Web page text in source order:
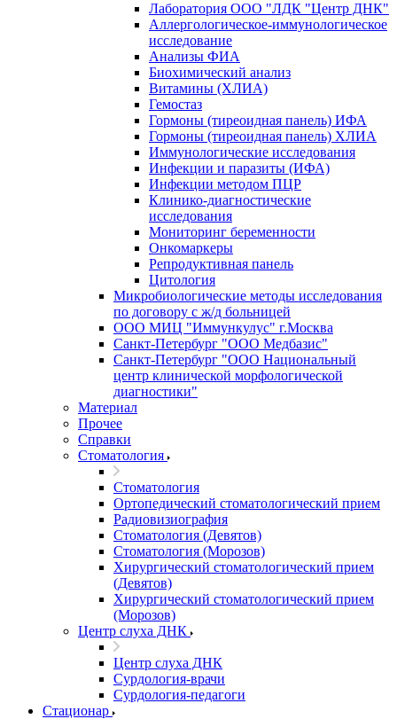
Лаборатория ООО "ЛДК "Центр ДНК"
Аллергологическое-иммунологическое
исследование
Анализы ФИА
Биохимический анализ
Витамины (ХЛИА)
Гемостаз
Гормоны (тиреоидная панель) ИФА
Гормоны (тиреоидная панель) ХЛИА
Иммунологические исследования
Инфекции и паразиты (ИФА)
Инфекции методом ПЦР
Клинико-диагностические
исследования
Мониторинг беременности
Онкомаркеры
Репродуктивная панель
Цитология
Микробиологические методы исследования
по договору с ж/д больницей
ООО МИЦ "Иммункулус" г.Москва
Санкт-Петербург "ООО Медбазис"
Санкт-Петербург "ООО Национальный
центр клинической морфологической
диагностики"
Материал
Прочее
Справки
Стоматология
Стоматология
Ортопедический стоматологический прием
Радиовизиография
Стоматология (Девятов)
Стоматология (Морозов)
Хирургический стоматологический прием
(Девятов)
Хирургический стоматологический прием
(Морозов)
Центр слуха ДНК
Центр слуха ДНК
Сурдология-врачи
Сурдология-педагоги
Стационар